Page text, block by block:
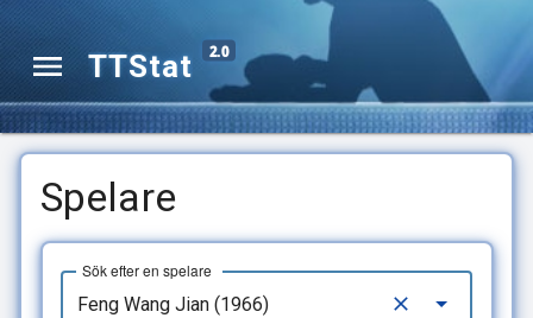
TTStat 2.0
Spelare
Sök efter en spelare